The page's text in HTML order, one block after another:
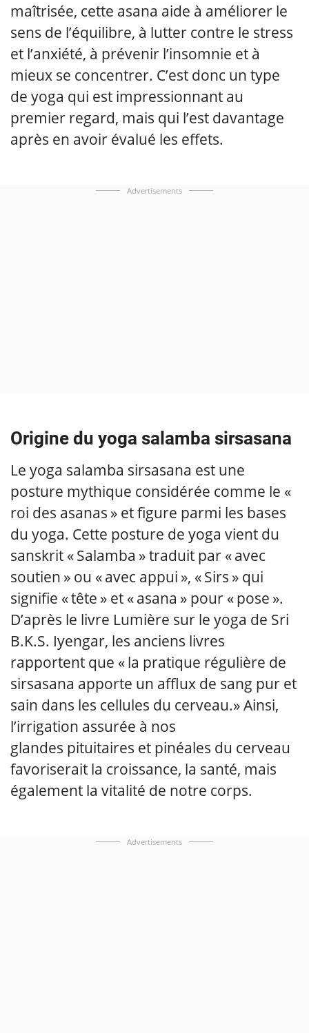
maîtrisée, cette asana aide à améliorer le
sens de l’équilibre, à lutter contre le stress
et l’anxiété, à prévenir l’insomnie et à
mieux se concentrer. C’est donc un type
de yoga qui est impressionnant au
premier regard, mais qui l’est davantage
après en avoir évalué les effets.
Advertisements
Origine du yoga salamba sirsasana
Le yoga salamba sirsasana est une
posture mythique considérée comme le «
roi des asanas » et figure parmi les bases
du yoga. Cette posture de yoga vient du
sanskrit « Salamba » traduit par « avec
soutien » ou « avec appui », « Sirs » qui
signifie « tête » et « asana » pour « pose ».
D’après le livre Lumière sur le yoga de Sri
B.K.S. Iyengar, les anciens livres
rapportent que « la pratique régulière de
sirsasana apporte un afflux de sang pur et
sain dans les cellules du cerveau.» Ainsi,
l’irrigation assurée à nos
glandes pituitaires et pinéales du cerveau
favoriserait la croissance, la santé, mais
également la vitalité de notre corps.
Advertisements